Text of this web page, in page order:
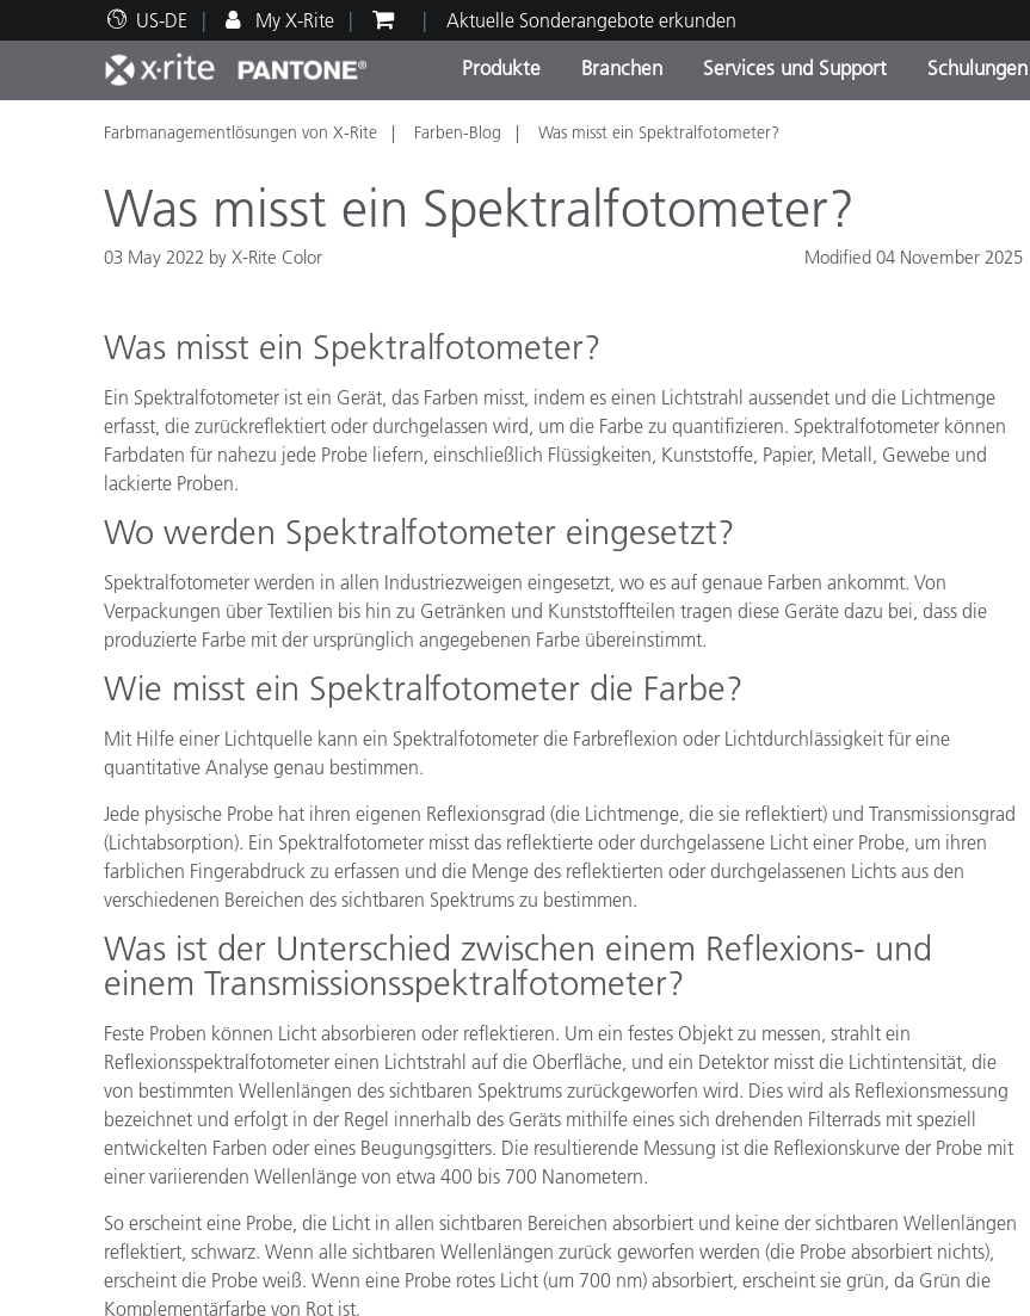
US-DE My X-Rite Aktuelle Sonderangebote erkunden
Produkte
Spitzenprodukte Produktkategorien
Laufende
Branchen
Druck und Verpackung
Automobil
Kunststoff
Anstrichmittel und Lacke
Kosmetikhersteller
Food Color
Biowissenschaften
Baumaterialien
Services und Support
Technischer Support Service und Wartung
Pädagogische Ressourcen Ausbildung
Farbmanagementlösungen von X-Rite Farben-Blog Was misst ein Spektralfotometer?
Was misst ein Spektralfotometer?
03 May 2022 by X-Rite Color Modified 04 November 2025
Was misst ein Spektralfotometer?
Ein Spektralfotometer ist ein Gerät, das Farben misst, indem es einen Lichtstrahl aussendet und die Lichtmenge
erfasst, die zurückreflektiert oder durchgelassen wird, um die Farbe zu quantifizieren. Spektralfotometer können
Farbdaten für nahezu jede Probe liefern, einschließlich Flüssigkeiten, Kunststoffe, Papier, Metall, Gewebe und
lackierte Proben.
Wo werden Spektralfotometer eingesetzt?
Spektralfotometer werden in allen Industriezweigen eingesetzt, wo es auf genaue Farben ankommt. Von
Verpackungen über Textilien bis hin zu Getränken und Kunststoffteilen tragen diese Geräte dazu bei, dass die
produzierte Farbe mit der ursprünglich angegebenen Farbe übereinstimmt.
Wie misst ein Spektralfotometer die Farbe?
Mit Hilfe einer Lichtquelle kann ein Spektralfotometer die Farbreflexion oder Lichtdurchlässigkeit für eine
quantitative Analyse genau bestimmen.
Jede physische Probe hat ihren eigenen Reflexionsgrad (die Lichtmenge, die sie reflektiert) und Transmissionsgrad
(Lichtabsorption). Ein Spektralfotometer misst das reflektierte oder durchgelassene Licht einer Probe, um ihren
farblichen Fingerabdruck zu erfassen und die Menge des reflektierten oder durchgelassenen Lichts aus den
verschiedenen Bereichen des sichtbaren Spektrums zu bestimmen.
Was ist der Unterschied zwischen einem Reflexions- und
einem Transmissionsspektralfotometer?
Feste Proben können Licht absorbieren oder reflektieren. Um ein festes Objekt zu messen, strahlt ein
Reflexionsspektralfotometer einen Lichtstrahl auf die Oberfläche, und ein Detektor misst die Lichtintensität, die
von bestimmten Wellenlängen des sichtbaren Spektrums zurückgeworfen wird. Dies wird als Reflexionsmessung
bezeichnet und erfolgt in der Regel innerhalb des Geräts mithilfe eines sich drehenden Filterrads mit speziell
entwickelten Farben oder eines Beugungsgitters. Die resultierende Messung ist die Reflexionskurve der Probe mit
einer variierenden Wellenlänge von etwa 400 bis 700 Nanometern.
So erscheint eine Probe, die Licht in allen sichtbaren Bereichen absorbiert und keine der sichtbaren Wellenlängen
reflektiert, schwarz. Wenn alle sichtbaren Wellenlängen zurück geworfen werden (die Probe absorbiert nichts),
erscheint die Probe weiß. Wenn eine Probe rotes Licht (um 700 nm) absorbiert, erscheint sie grün, da Grün die
Komplementärfarbe von Rot ist.